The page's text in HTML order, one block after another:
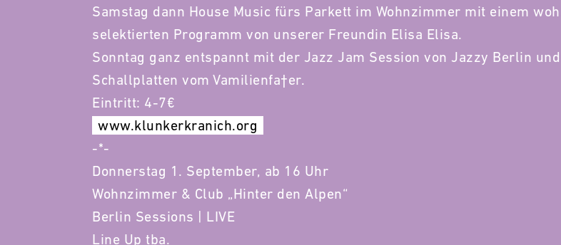
Samstag dann House Music fürs Parkett im Wohnzimmer mit einem
selektierten Programm von unserer Freundin Elisa Elisa.
Sonntag ganz entspannt mit der Jazz Jam Session von Jazzy Berlin und
Schallplatten vom Vamilienfa†er.
Eintritt: 4-7€
www.klunkerkranich.org
-*-
Donnerstag 1. September, ab 16 Uhr
Wohnzimmer & Club „Hinter den Alpen“
Berlin Sessions | LIVE
Line Up tba.